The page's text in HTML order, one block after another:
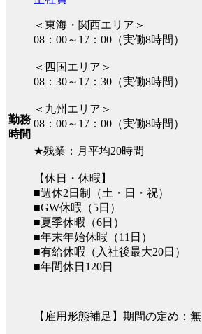
勤務
時間
＜東海・関西エリア＞
08：00～17：00（実働8時間）
＜四国エリア＞
08：30～17：30（実働8時間）
＜九州エリア＞
08：00～17：00（実働8時間）
★残業：月平均20時間
【休日・休暇】
■週休2日制（土・日・祝）
■GW休暇（5日）
■夏季休暇（6日）
■年末年始休暇（11日）
■有給休暇（入社後最大20日）
■年間休日120日
【雇用形態補足】期間の定め：無